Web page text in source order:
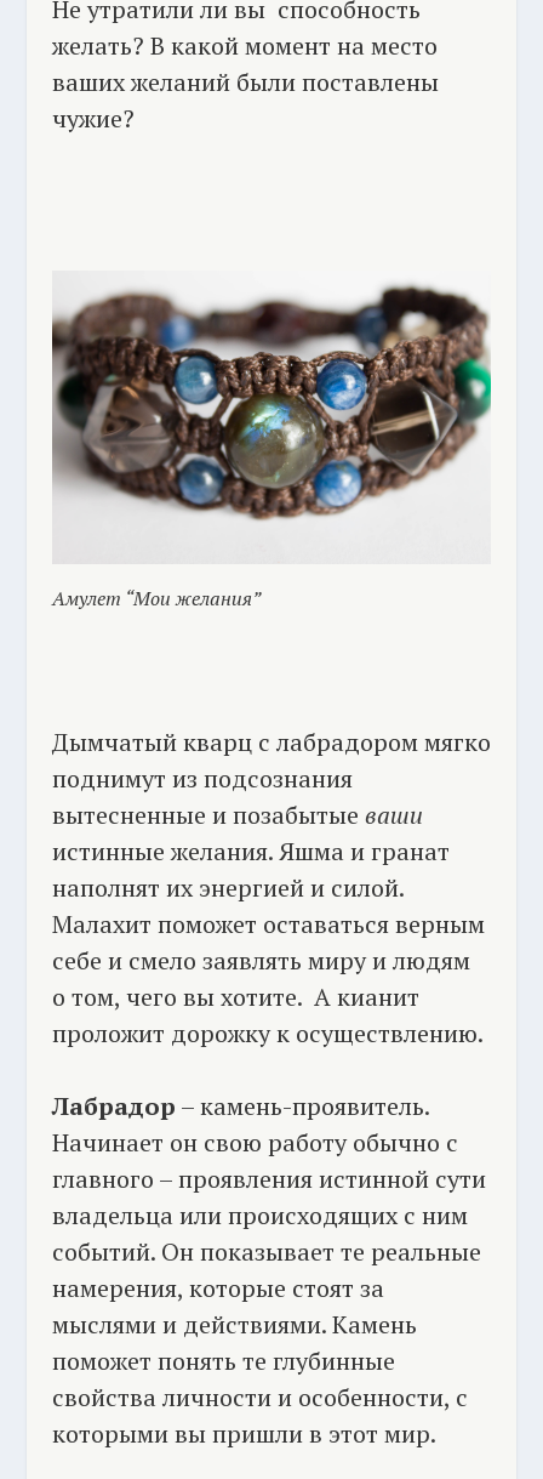
Не утратили ли вы способность
желать? В какой момент на место
ваших желаний были поставлены
чужие?
Амулет “Мои желания”
Дымчатый кварц с лабрадором мягко
поднимут из подсознания
вытесненные и позабытые ваши
истинные желания. Яшма и гранат
наполнят их энергией и силой.
Малахит поможет оставаться верным
себе и смело заявлять миру и людям
о том, чего вы хотите. А кианит
проложит дорожку к осуществлению.
Лабрадор – камень-проявитель.
Начинает он свою работу обычно с
главного – проявления истинной сути
владельца или происходящих с ним
событий. Он показывает те реальные
намерения, которые стоят за
мыслями и действиями. Камень
поможет понять те глубинные
свойства личности и особенности, с
которыми вы пришли в этот мир.